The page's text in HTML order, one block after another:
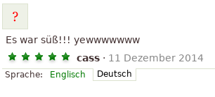
Es war süß!!! yewwwwwww
cass · 11 Dezember 2014
Sprache: Englisch Deutsch